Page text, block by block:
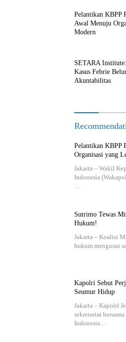
Pelantikan KBPP
Awal Menuju
Modern
SETARA
Kasus Febrie
Akuntabilitas
Pelantikan KBPP
Organisasi yang
Jakarta – Wakil
Indonesia
Sutrimo Tewas
Hukum!
Jakarta – Koalisi
hukum mengusut
Kapolri Sebut
Seumur Hidup
Jakarta – Kapolri
sekretariat
Indonesia…